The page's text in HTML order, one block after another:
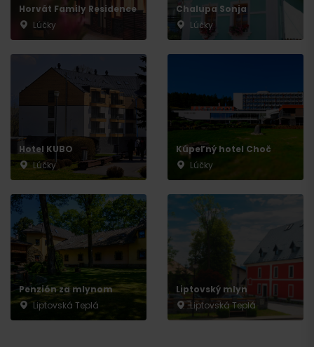
Horvát Family Residence
Lúčky
Chalupa Sonja
Lúčky
Hotel KUBO
Lúčky
Kúpeľný hotel Choč
Lúčky
Penzión za mlynom
Liptovská Teplá
Liptovský mlyn
Liptovská Teplá
Wyjazd